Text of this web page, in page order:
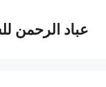
المحتوىعباد الرحمن